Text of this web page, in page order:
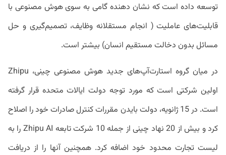
توسعه داده است که نشان دهنده گامی به سوی هوش مصنوعی با
قابلیت‌های عاملیت ( انجام مستقلانه وظایف، تصمیم‌گیری و حل
مسائل بدون دخالت مستقیم انسان) بیشتر است.
در میان گروه استارت‌آپ‌های جدید هوش مصنوعی چینی، Zhipu
اولین شرکتی است که مورد توجه دولت ایالات متحده قرار گرفته
است. در 15 ژانویه، دولت بایدن مقررات کنترل صادرات خود را اصلاح
کرد و بیش از 20 نهاد چینی از جمله 10 شرکت تابعه Zhipu AI را به
لیست تجارت محدود خود اضافه کرد. همچنین آنها را از دریافت